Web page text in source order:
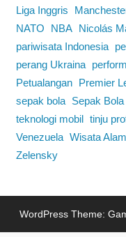
Liga Inggris
NATO
NBA Nicolás
pariwisata Indonesia
perang Ukraina
Petualangan
Premier
sepak bola
Sepak
teknologi mobil tinju
Venezuela Wisata Alam
Zelensky
WordPress Theme: